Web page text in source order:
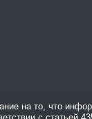
на то, что